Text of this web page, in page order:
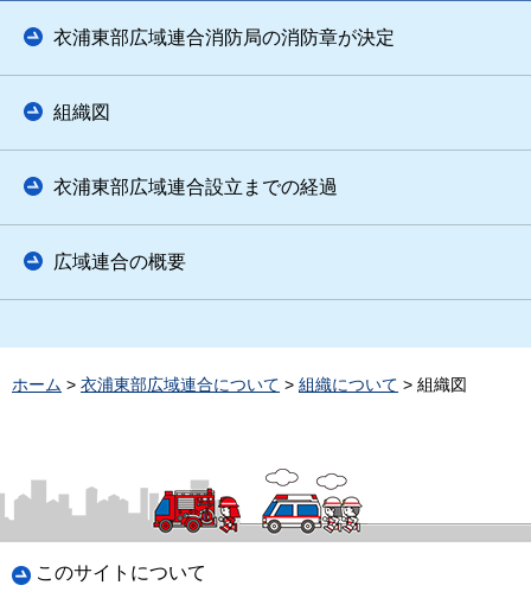
衣浦東部広域連合消防局の消防章が決定
組織図
衣浦東部広域連合設立までの経過
広域連合の概要
ホーム > 衣浦東部広域連合について > 組織について > 組織図
このサイトについて